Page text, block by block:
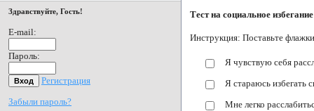
Здравствуйте, Гость!
E-mail:
Пароль:
Регистрация
Забыли пароль?
Тест на социальное
Инструкция: Поставьте
Я чувствую себя
Я стараюсь избегать
Мне легко